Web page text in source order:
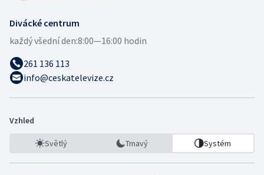
Divácké centrum
každý všední den:8:00—16:00 hodin
261 136 113
info@ceskatelevize.cz
Vzhled
Světlý Tmavý Systém